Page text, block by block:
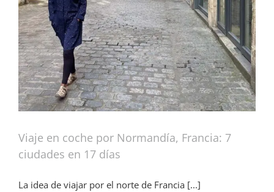
Viaje en coche por Normandía, Francia: 7
ciudades en 17 días
La idea de viajar por el norte de Francia [...]